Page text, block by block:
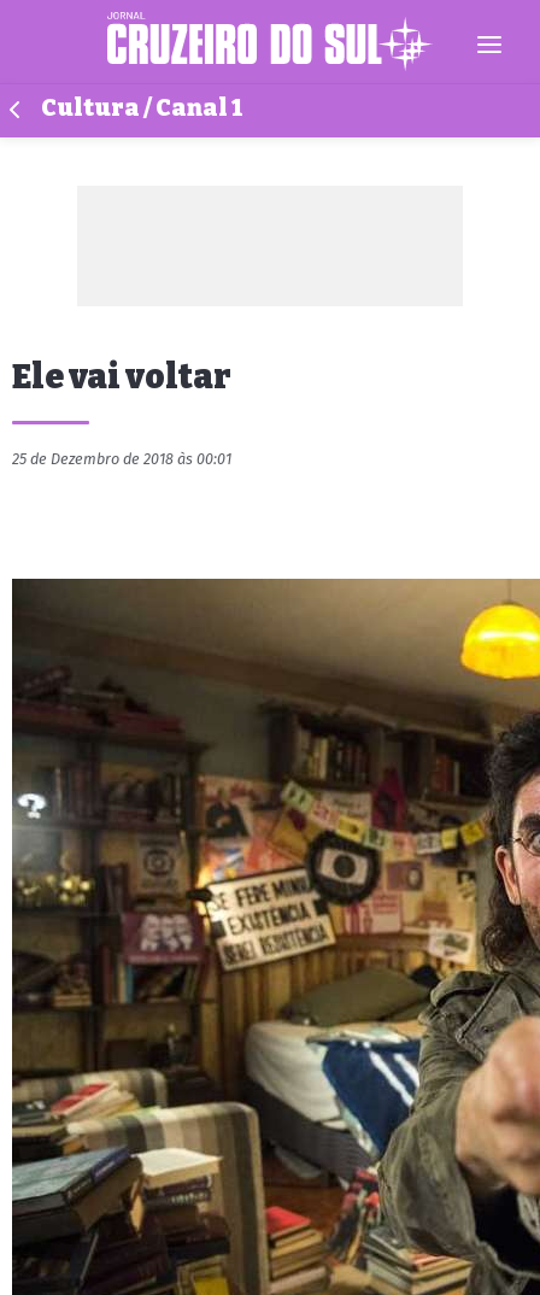
Cultura / Canal 1
Ele vai voltar
25 de Dezembro de 2018 às 00:01